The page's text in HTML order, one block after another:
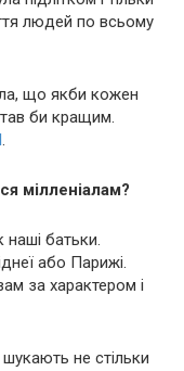
людей по всьому
що якби кожен
би кращим.
.
мілленіалам?
наші батьки.
або Парижі.
за характером і
не стільки